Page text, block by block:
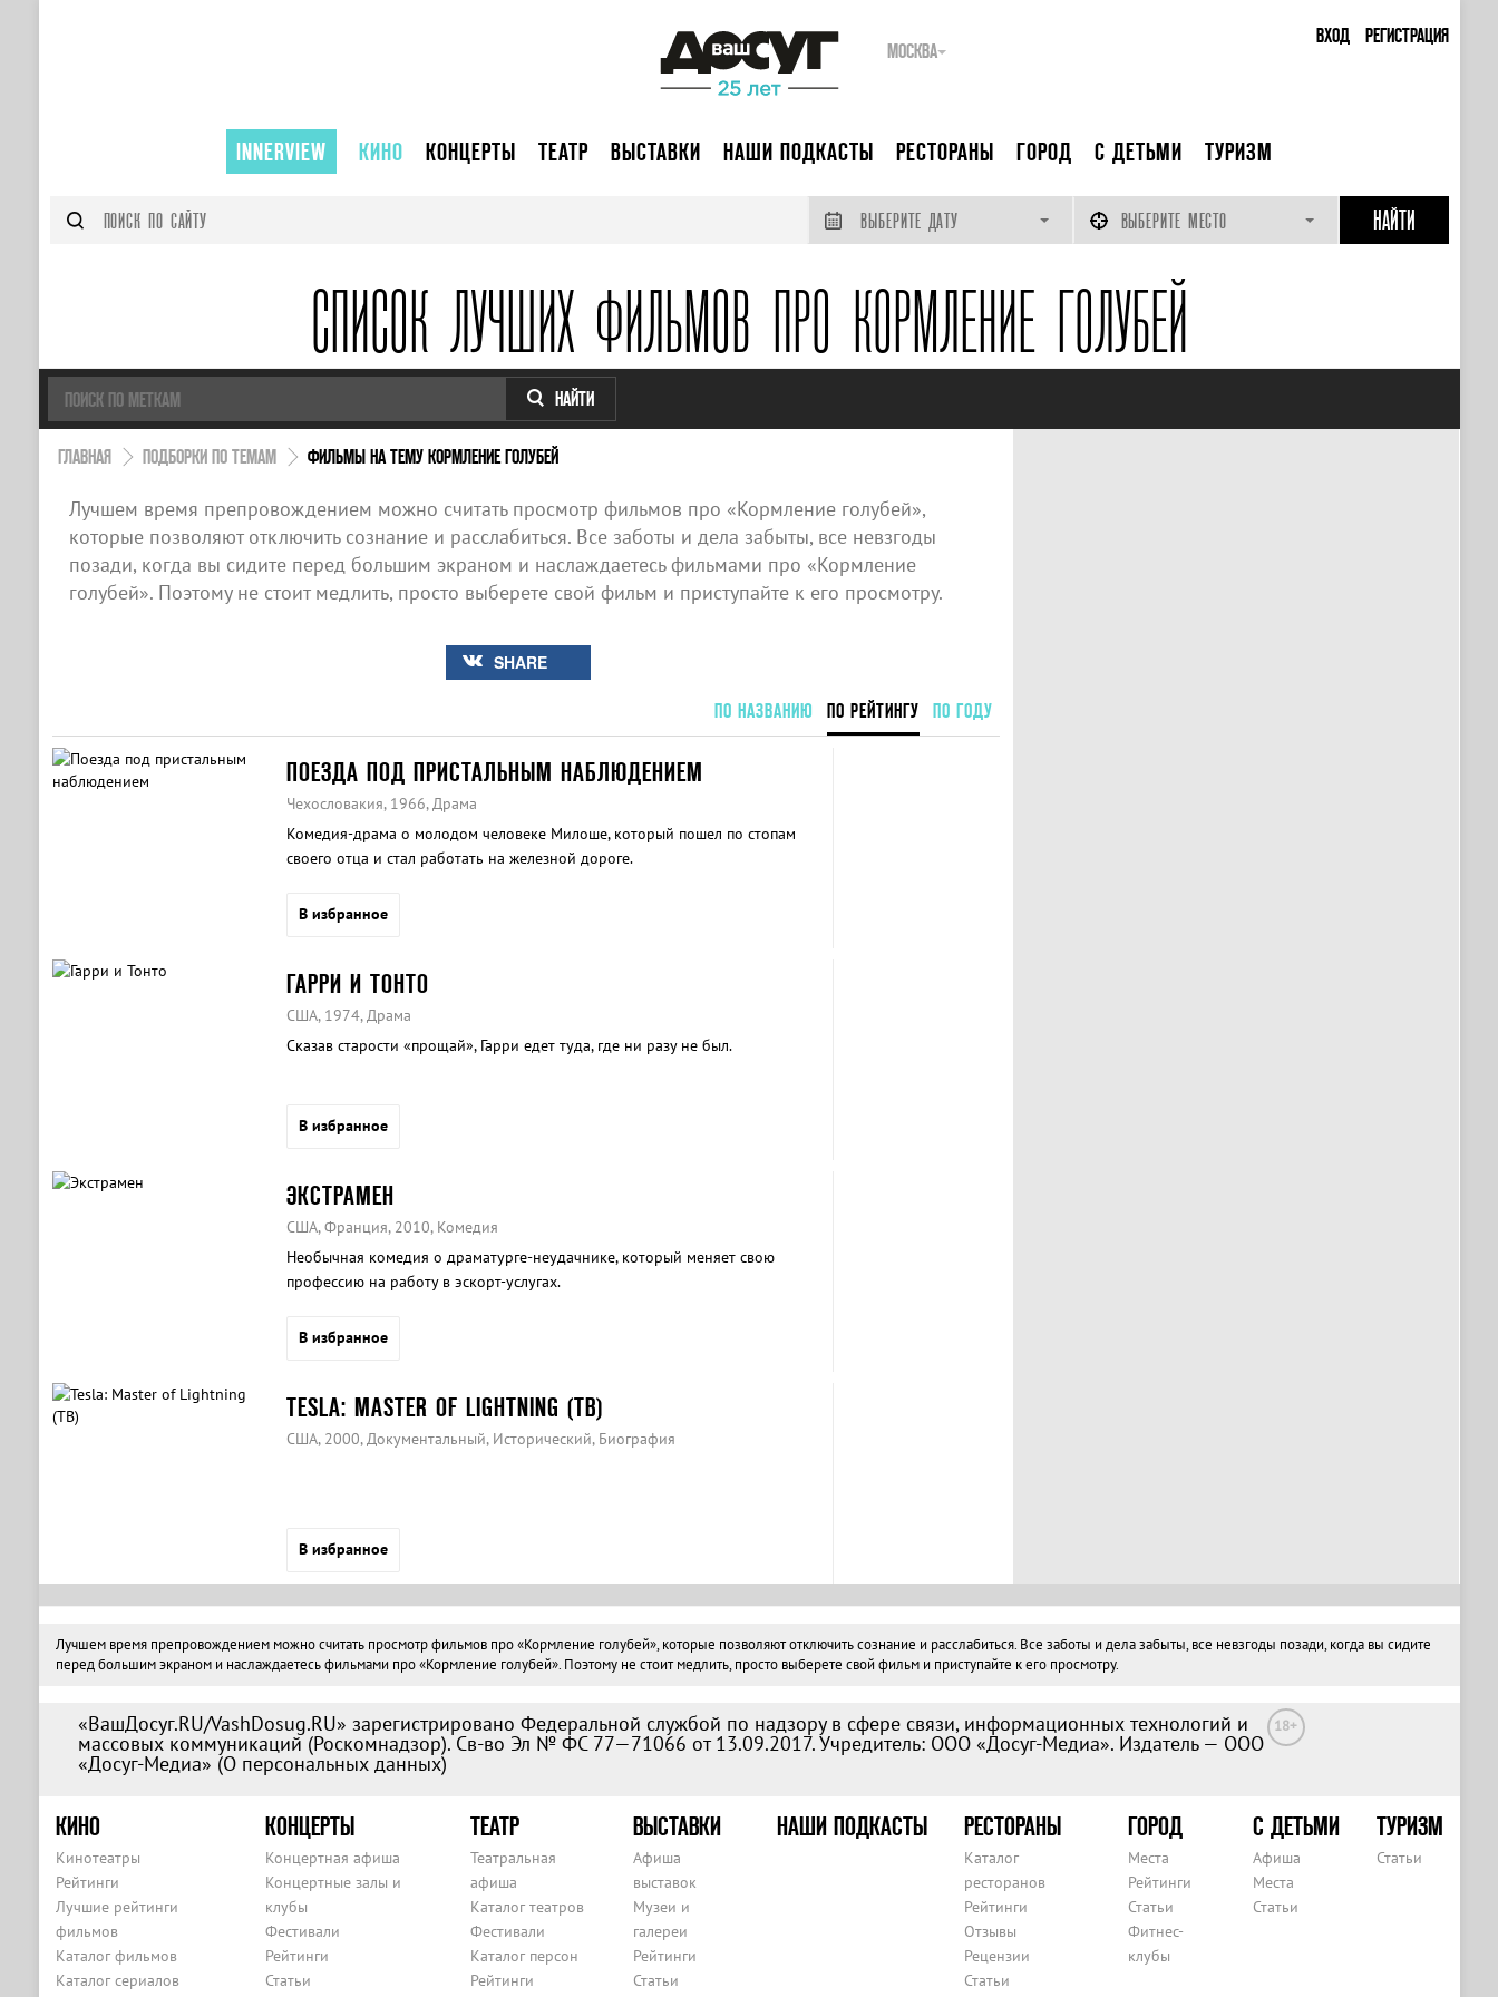
ВХОД РЕГИСТРАЦИЯ
МОСКВА
INNERVIEW КИНО КОНЦЕРТЫ ТЕАТР ВЫСТАВКИ НАШИ ПОДКАСТЫ РЕСТОРАНЫ ГОРОД С ДЕТЬМИ ТУРИЗМ
ВЫБЕРИТЕ ДАТУ ВЫБЕРИТЕ МЕСТО
СПИСОК ЛУЧШИХ ФИЛЬМОВ ПРО КОРМЛЕНИЕ ГОЛУБЕЙ
НАЙТИ
ГЛАВНАЯ ПОДБОРКИ ПО ТЕМАМ ФИЛЬМЫ НА ТЕМУ КОРМЛЕНИЕ ГОЛУБЕЙ
Лучшем время препровождением можно считать просмотр фильмов про «Кормление голубей»,
которые позволяют отключить сознание и расслабиться. Все заботы и дела забыты, все невзгоды
позади, когда вы сидите перед большим экраном и наслаждаетесь фильмами про «Кормление
голубей». Поэтому не стоит медлить, просто выберете свой фильм и приступайте к его просмотру.
SHARE
ПО НАЗВАНИЮ ПО РЕЙТИНГУ ПО ГОДУ
ПОЕЗДА ПОД ПРИСТАЛЬНЫМ НАБЛЮДЕНИЕМ
Чехословакия, 1966, Драма
Комедия-драма о молодом человеке Милоше, который пошел по стопам
своего отца и стал работать на железной дороге.
В избранное
ГАРРИ И ТОНТО
США, 1974, Драма
Сказав старости «прощай», Гарри едет туда, где ни разу не был.
В избранное
ЭКСТРАМЕН
США, Франция, 2010, Комедия
Необычная комедия о драматурге-неудачнике, который меняет свою
профессию на работу в эскорт-услугах.
В избранное
TESLA: MASTER OF LIGHTNING (ТВ)
США, 2000, Документальный, Исторический, Биография
В избранное
Лучшем время препровождением можно считать просмотр фильмов про «Кормление голубей», которые позволяют отключить сознание и расслабиться. Все заботы и дела забыты, все невзгоды позади, когда вы сидите
перед большим экраном и наслаждаетесь фильмами про «Кормление голубей». Поэтому не стоит медлить, просто выберете свой фильм и приступайте к его просмотру.
«ВашДосуг.RU/VashDosug.RU» зарегистрировано Федеральной службой по надзору в сфере связи, информационных технологий и
массовых коммуникаций (Роскомнадзор). Св-во Эл № ФС 77—71066 от 13.09.2017. Учредитель: ООО «Досуг-Медиа». Издатель — ООО
«Досуг-Медиа» (О персональных данных)
18+
КИНО
Кинотеатры
Рейтинги
Лучшие рейтинги
фильмов
Каталог фильмов
Каталог сериалов
КОНЦЕРТЫ
Концертная афиша
Концертные залы и
клубы
Фестивали
Рейтинги
Статьи
ТЕАТР
Театральная
афиша
Каталог театров
Фестивали
Каталог персон
Рейтинги
ВЫСТАВКИ
Афиша
выставок
Музеи и
галереи
Рейтинги
Статьи
НАШИ ПОДКАСТЫ РЕСТОРАНЫ
Каталог
ресторанов
Рейтинги
Отзывы
Рецензии
Статьи
ГОРОД
Места
Рейтинги
Статьи
Фитнес-
клубы
С ДЕТЬМИ
Афиша
Места
Статьи
ТУРИЗМ
Статьи